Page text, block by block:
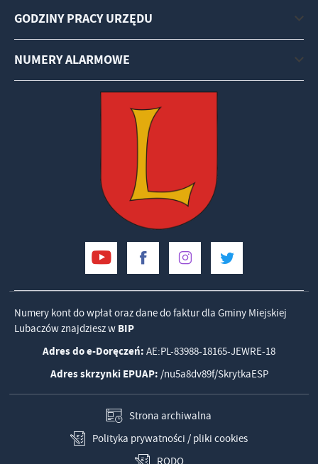
GODZINY PRACY URZĘDU
NUMERY ALARMOWE
Numery kont do wpłat oraz dane do faktur dla Gminy Miejskiej
Lubaczów znajdziesz w BIP
Adres do e-Doręczeń: AE:PL-83988-18165-JEWRE-18
Adres skrzynki EPUAP: /nu5a8dv89f/SkrytkaESP
Strona archiwalna
Polityka prywatności / pliki cookies
RODO